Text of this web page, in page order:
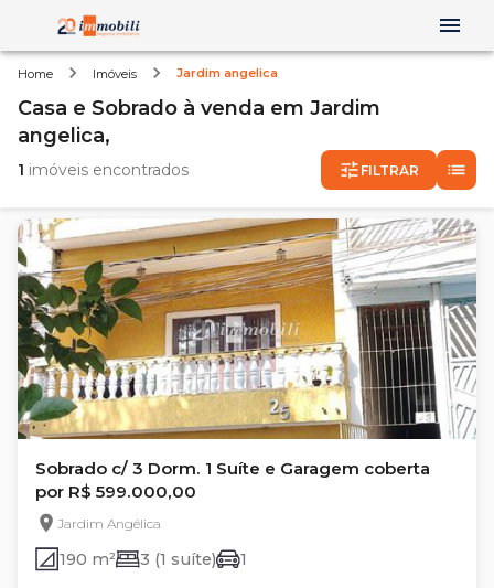
Home Imóveis Jardim angelica
Casa e Sobrado à venda em Jardim
angelica,
1 imóveis encontrados FILTRAR
Sobrado c/ 3 Dorm. 1 Suíte e Garagem coberta
por R$ 599.000,00
Jardim Angélica
190 m² 3 (1 suíte) 1